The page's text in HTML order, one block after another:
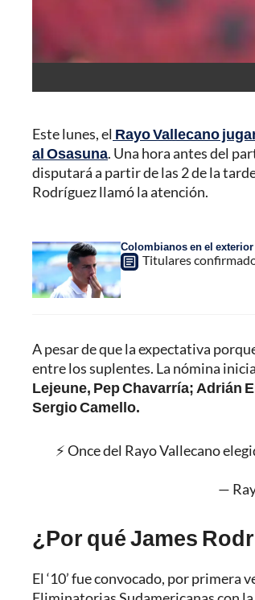
Este lunes, el Rayo Vallecano
al Osasuna. Una hora antes del
disputará a partir de las 2 de la
Rodríguez llamó la atención.
Colombianos en el exterior
Titulares
A pesar de que la expectativa
entre los suplentes. La nómina
Lejeune, Pep Chavarría; Adrián
Sergio Camello.
⚡️ Once del Rayo Vallecano
—
¿Por qué James
El ‘10’ fue convocado, por primera